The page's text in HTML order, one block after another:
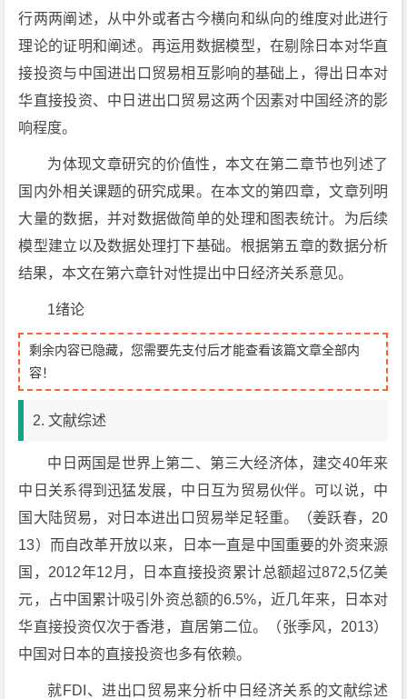
行两两阐述，从中外或者古今横向和纵向的维度对此进行
理论的证明和阐述。再运用数据模型，在剔除日本对华直
接投资与中国进出口贸易相互影响的基础上，得出日本对
华直接投资、中日进出口贸易这两个因素对中国经济的影
响程度。
为体现文章研究的价值性，本文在第二章节也列述了
国内外相关课题的研究成果。在本文的第四章，文章列明
大量的数据，并对数据做简单的处理和图表统计。为后续
模型建立以及数据处理打下基础。根据第五章的数据分析
结果，本文在第六章针对性提出中日经济关系意见。
1绪论
剩余内容已隐藏，您需要先支付后才能查看该篇文章全部内
容！
2. 文献综述
中日两国是世界上第二、第三大经济体，建交40年来
中日关系得到迅猛发展，中日互为贸易伙伴。可以说，中
国大陆贸易，对日本进出口贸易举足轻重。（姜跃春，20
13）而自改革开放以来，日本一直是中国重要的外资来源
国，2012年12月，日本直接投资累计总额超过872,5亿美
元，占中国累计吸引外资总额的6.5%，近几年来，日本对
华直接投资仅次于香港，直居第二位。（张季风，2013）
中国对日本的直接投资也多有依赖。
就FDI、进出口贸易来分析中日经济关系的文献综述